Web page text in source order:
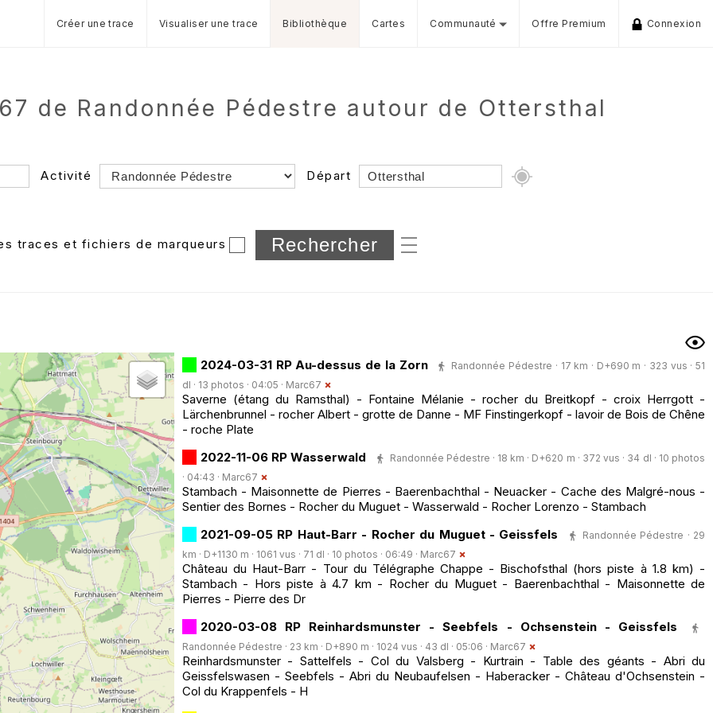
Créer une trace Visualiser une trace Bibliothèque Cartes Communauté Offre Premium Connexion
de Randonnée Pédestre autour de Ottersthal
Activité Départ
Dossier
et sous-dossiers
traces et fichiers de marqueurs
2024-03-31 RP Au-dessus de la Zorn
Randonnée Pédestre · 17 km · D+690 m · 323 vus · 51
dl · 13 photos · 04:05 · Marc67
Saverne (étang du Ramsthal) - Fontaine Mélanie - rocher du Breitkopf - croix Herrgott -
Lärchenbrunnel - rocher Albert - grotte de Danne - MF Finstingerkopf - lavoir de Bois de Chêne
- roche Plate
2022-11-06 RP Wasserwald
Randonnée Pédestre · 18 km · D+620 m · 372 vus · 34 dl · 10 photos
· 04:43 · Marc67
Stambach - Maisonnette de Pierres - Baerenbachthal - Neuacker - Cache des Malgré-nous -
Sentier des Bornes - Rocher du Muguet - Wasserwald - Rocher Lorenzo - Stambach
2021-09-05 RP Haut-Barr - Rocher du Muguet - Geissfels
Randonnée Pédestre · 29
km · D+1130 m · 1061 vus · 71 dl · 10 photos · 06:49 · Marc67
Château du Haut-Barr - Tour du Télégraphe Chappe - Bischofsthal (hors piste à 1.8 km) -
Stambach - Hors piste à 4.7 km - Rocher du Muguet - Baerenbachthal - Maisonnette de
Pierres - Pierre des Dr
2020-03-08 RP Reinhardsmunster - Seebfels - Ochsenstein - Geissfels
Randonnée Pédestre · 23 km · D+890 m · 1024 vus · 43 dl · 05:06 · Marc67
Reinhardsmunster - Sattelfels - Col du Valsberg - Kurtrain - Table des géants - Abri du
Geissfelswasen - Seebfels - Abri du Neubaufelsen - Haberacker - Château d'Ochsenstein -
Col du Krappenfels - H